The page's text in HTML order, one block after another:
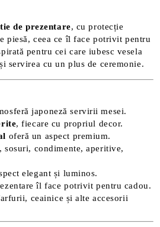
de prezentare, cu protecție
piesă, ceea ce îl face potrivit pentru
pentru cei care iubesc vesela
servirea cu un plus de ceremonie.
japoneză servirii mesei.
, fiecare cu propriul decor.
oferă un aspect premium.
sosuri, condimente, aperitive,
elegant și luminos.
îl face potrivit pentru cadou.
ceainice și alte accesorii